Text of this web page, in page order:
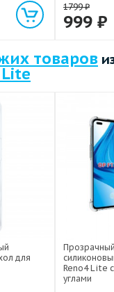
1799₽
999 ₽
товаров
Lite
для
Reno4 Lite
углами